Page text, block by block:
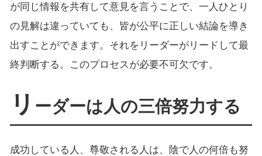
が同じ情報を共有して意見を言うことで、一人ひとり
の見解は違っていても、皆が公平に正しい結論を導き
出すことができます。それをリーダーがリードして最
終判断する。このプロセスが必要不可欠です。
リ ーダーは人の三倍努力する
成功している人、尊敬される人は、陰で人の何倍も努